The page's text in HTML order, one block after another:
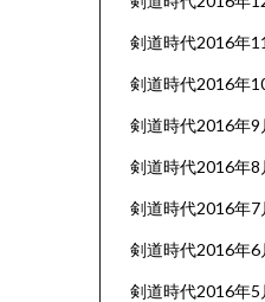
剣道時代2016年
剣道時代2016年
剣道時代2016年9
剣道時代2016年8
剣道時代2016年7
剣道時代2016年6
剣道時代2016年5